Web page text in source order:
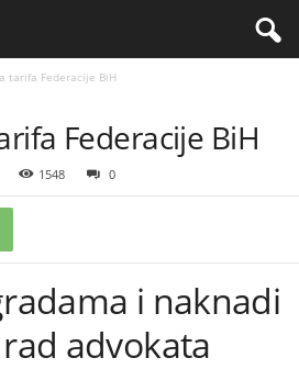
tarifa Federacije BiH
Federacije BiH
1548 0
i naknadi
advokata